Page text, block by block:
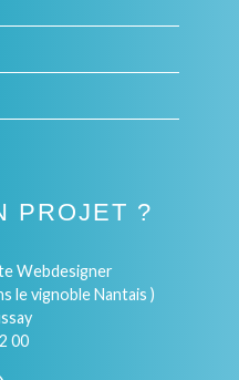
PROJET ?
Webdesigner
le vignoble Nantais )
00